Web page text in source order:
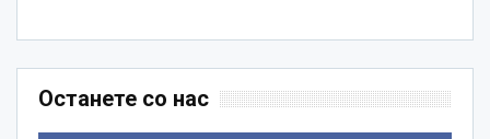
Останете со нас